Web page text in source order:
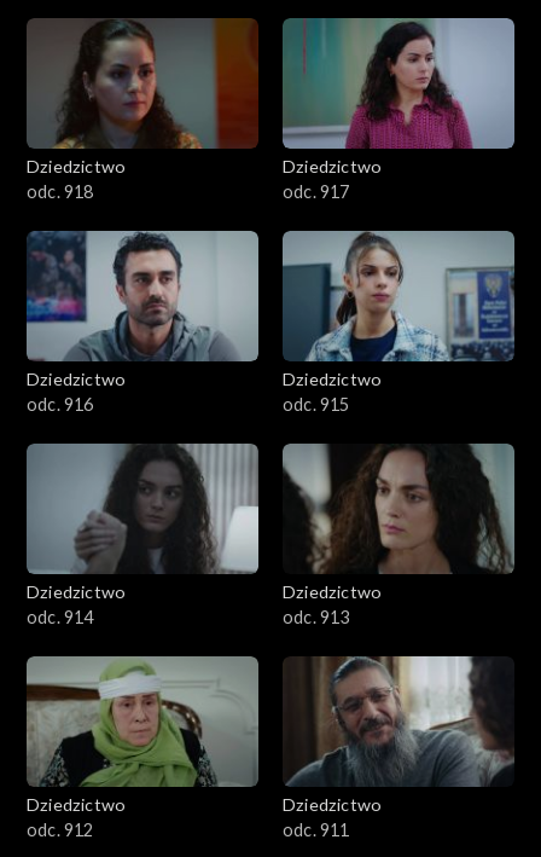
Dziedzictwo
odc. 918
Dziedzictwo
odc. 917
Dziedzictwo
odc. 916
Dziedzictwo
odc. 915
Dziedzictwo
odc. 914
Dziedzictwo
odc. 913
Dziedzictwo
odc. 912
Dziedzictwo
odc. 911